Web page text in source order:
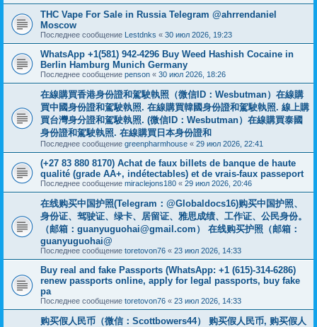
THC Vape For Sale in Russia Telegram @ahrrendaniel
Moscow
Последнее сообщение Lestdnks « 30 июл 2026, 19:23
WhatsApp +1(581) 942-4296 Buy Weed Hashish Cocaine in
Berlin Hamburg Munich Germany
Последнее сообщение penson « 30 июл 2026, 18:26
在線購買香港身份證和駕駛執照（微信ID：Wesbutman）在線購
買中國身份證和駕駛執照. 在線購買韓國身份證和駕駛執照. 線上購
買台灣身分證和駕駛執照. (微信ID：Wesbutman）在線購買泰國
身份證和駕駛執照. 在線購買日本身份證和
Последнее сообщение greenpharmhouse « 29 июл 2026, 22:41
(+27 83 880 8170) Achat de faux billets de banque de haute
qualité (grade AA+, indétectables) et de vrais-faux passeport
Последнее сообщение miraclejons180 « 29 июл 2026, 20:46
在线购买中国护照(Telegram：@Globaldocs16)购买中国护照、
身份证、驾驶证、绿卡、居留证、雅思成绩、工作证、公民身份。
（邮箱： guanyuguohai@gmail.com ） 在线购买护照（邮箱：
guanyuguohai@
Последнее сообщение toretovon76 « 23 июл 2026, 14:33
Buy real and fake Passports (WhatsApp: +1 (615)-314-6286)
renew passports online, apply for legal passports, buy fake
pa
Последнее сообщение toretovon76 « 23 июл 2026, 14:33
购买假人民币（微信：Scottbowers44） 购买假人民币, 购买假人